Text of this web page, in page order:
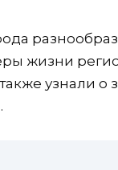
жизни
узнали о